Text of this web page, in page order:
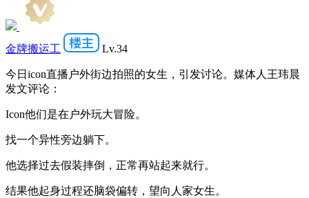
金牌搬运工 Lv.34
今日icon直播户外街边拍照的女生，引发讨论。媒体人王玮晨
发文评论：
Icon他们是在户外玩大冒险。
找一个异性旁边躺下。
他选择过去假装摔倒，正常再站起来就行。
结果他起身过程还脑袋偏转，望向人家女生。